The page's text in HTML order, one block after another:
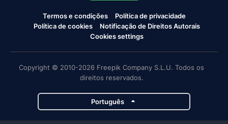
Termos e condições
Política de privacidade
Política de cookies
Notificação de Direitos Autorais
Cookies settings
Copyright © 2010-2026 Freepik Company S.L.U. Todos os
direitos reservados.
Português